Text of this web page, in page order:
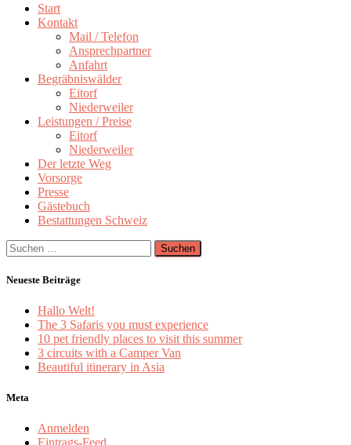
Start
Kontakt
Mail / Telefon
Ansprechpartner
Anfahrt
Begräbniswälder
Eitorf
Niederweiler
Leistungen / Preise
Eitorf
Niederweiler
Der letzte Weg
Vorsorge
Presse
Gästebuch
Bestattungen Schweiz
Suchen
nach:
Neueste Beiträge
Hallo Welt!
The 3 Safaris you must experience
10 pet friendly places to visit this summer
3 circuits with a Camper Van
Beautiful itinerary in Asia
Meta
Anmelden